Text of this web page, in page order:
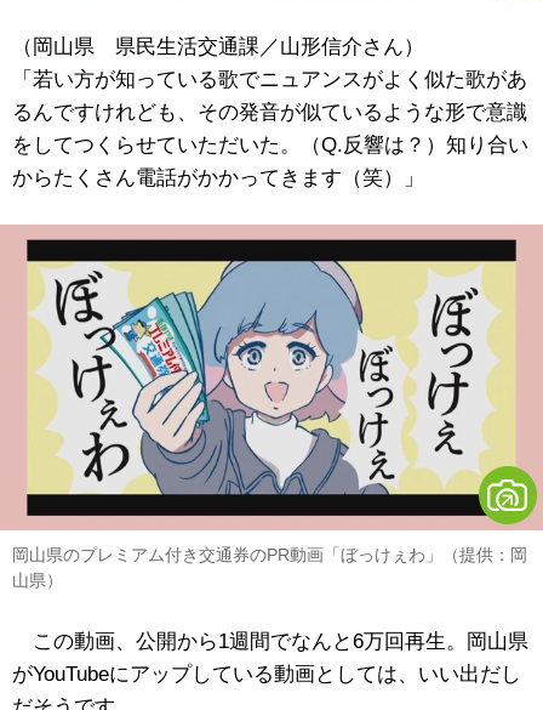
（岡山県 県民生活交通課／山形信介さん）
「若い方が知っている歌でニュアンスがよく似た歌があ
るんですけれども、その発音が似ているような形で意識
をしてつくらせていただいた。（Q.反響は？）知り合い
からたくさん電話がかかってきます（笑）」
岡山県のプレミアム付き交通券のPR動画「ぼっけぇわ」（提供：岡
山県）
この動画、公開から1週間でなんと6万回再生。岡山県
がYouTubeにアップしている動画としては、いい出だし